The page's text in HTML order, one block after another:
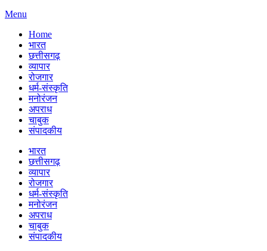
Menu
Home
भारत
छत्तीसगढ़
व्यापार
रोजगार
धर्म-संस्कृति
मनोरंजन
अपराध
चाबुक
संपादकीय
भारत
छत्तीसगढ़
व्यापार
रोजगार
धर्म-संस्कृति
मनोरंजन
अपराध
चाबुक
संपादकीय